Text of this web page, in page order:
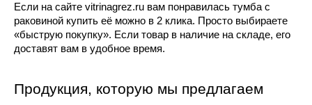
Если на сайте vitrinagrez.ru вам понравилась тумба с
раковиной купить её можно в 2 клика. Просто выбираете
«быструю покупку». Если товар в наличие на складе, его
доставят вам в удобное время.
Продукция, которую мы предлагаем